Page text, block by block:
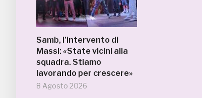
Samb, l’intervento di
Massi: «State vicini alla
squadra. Stiamo
lavorando per crescere»
8 Agosto 2026